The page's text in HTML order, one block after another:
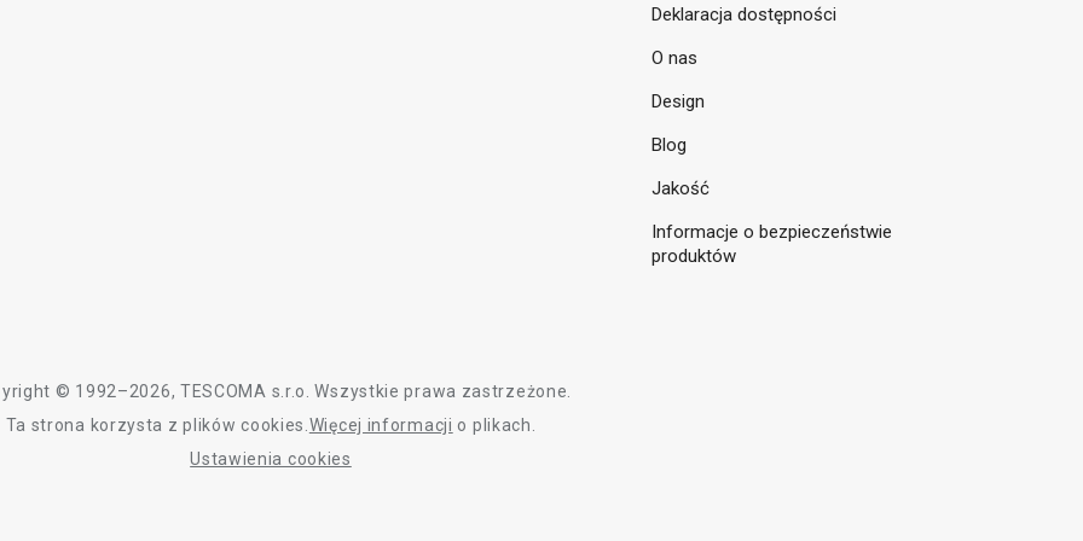
Deklaracja dostępności
O nas
Design
Blog
Jakość
Informacje o bezpieczeństwie
produktów
© 1992–2026, TESCOMA s.r.o. Wszystkie prawa zastrzeżone.
Ta strona korzysta z plików cookies. Więcej informacji o plikach.
Ustawienia cookies